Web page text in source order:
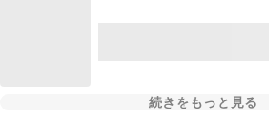
続きをもっと見る